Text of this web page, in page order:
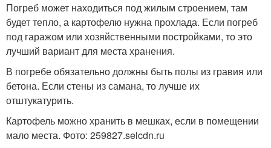
Погреб может находиться под жилым строением, там
будет тепло, а картофелю нужна прохлада. Если погреб
под гаражом или хозяйственными постройками, то это
лучший вариант для места хранения.
В погребе обязательно должны быть полы из гравия или
бетона. Если стены из самана, то лучше их
отштукатурить.
Картофель можно хранить в мешках, если в помещении
мало места. Фото: 259827.selcdn.ru